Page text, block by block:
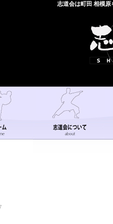
志道会は町田 相模